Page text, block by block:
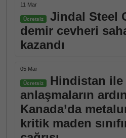
11 Mar
Ücretsiz
Jindal Steel
demir cevheri
kazandı
05 Mar
Ücretsiz
Hindistan ile
anlaşmaların
Kanada’da
kritik maden